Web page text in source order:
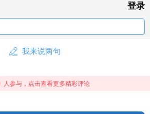
登录
我来说两句
人参与，点击查看更多精彩评论